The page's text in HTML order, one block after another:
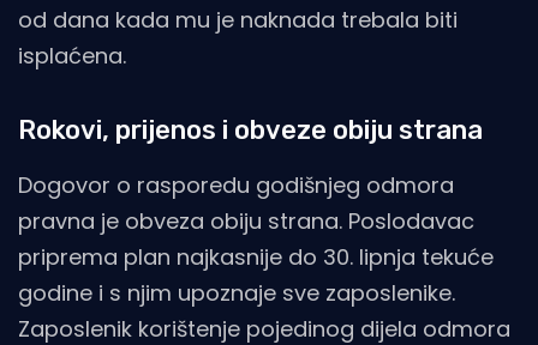
od dana kada mu je naknada trebala biti
isplaćena.
Rokovi, prijenos i obveze obiju strana
Dogovor o rasporedu godišnjeg odmora
pravna je obveza obiju strana. Poslodavac
priprema plan najkasnije do 30. lipnja tekuće
godine i s njim upoznaje sve zaposlenike.
Zaposlenik korištenje pojedinog dijela odmora